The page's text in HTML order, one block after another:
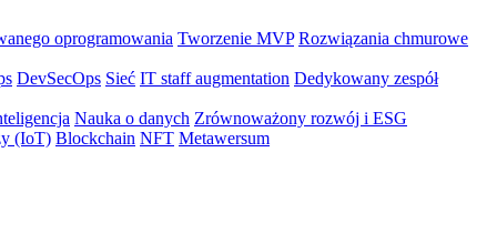
oprogramowania Tworzenie MVP Rozwiązania chmurowe
DevSecOps Sieć IT staff augmentation Dedykowany zespół
Nauka o danych Zrównoważony rozwój i ESG
(IoT) Blockchain NFT Metawersum